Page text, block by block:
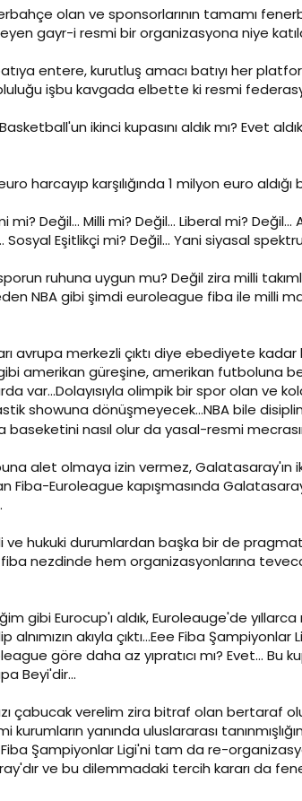
olan ve sponsorlarının tamamı
gayr-i resmi bir organizasyona niye
entere, kurutluş amacı batıyı her
işbu kavgada elbette ki resmi
ikinci kupasını aldık mı? Evet
harcayıp karşılığında 1 milyon euro
mi? Değil... Milli mi? Değil... Liberal mi?
Sosyal Eşitlikçi mi? Değil... Yani siyasal
ruhuna uygun mu? Değil zira milli
NBA gibi şimdi euroleague fiba ile milli
avrupa merkezli çıktı diye ebediyete kadar
amerikan güreşine, amerikan futboluna
var...Dolayısıyla olimpik bir spor olan ve
showuna dönüşmeyecek...NBA bile
baseketini nasıl olur da yasal-resmi
alet olmaya izin vermez, Galatasaray'ın
Fiba-Euroleague kapışmasında
hukuki durumlardan başka bir de
nezdinde hem organizasyonlarına
gibi Eurocup'ı aldık, Euroleauge'de
akıyla çıktı...Eee Fiba Şampiyonlar
göre daha az yıpratıcı mı? Evet... Bu
Beyi'dir...
çabucak verelim zira bitraf olan bertaraf
yanında uluslararası
Fiba Şampiyonlar Ligi'ni tam da re-
ve bu dilemmadaki tercih kararı da